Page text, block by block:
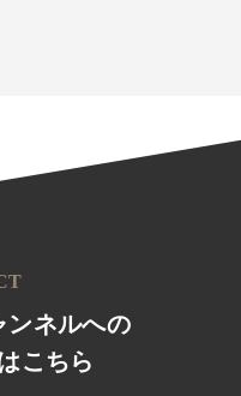
ンネルへの
こちら